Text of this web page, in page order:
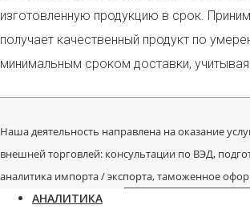
изготовленную продукцию в срок.
получает качественный продукт по
минимальным сроком доставки,
Наша деятельность направлена на оказание
внешней торговлей: консультации по ВЭД,
аналитика импорта / экспорта, таможенное
АНАЛИТИКА